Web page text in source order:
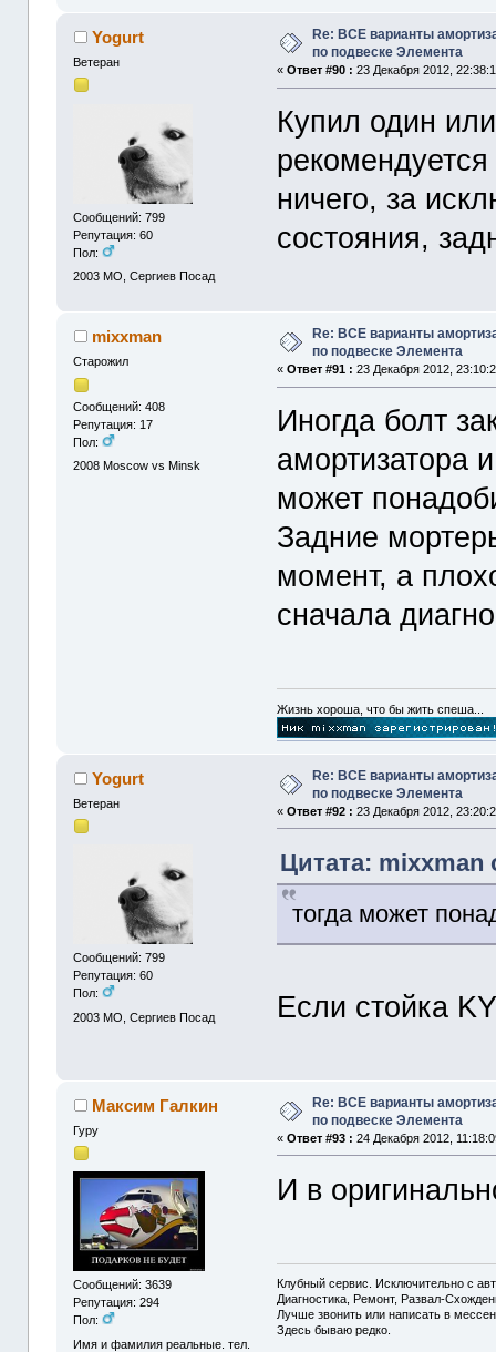
Yogurt
Ветеран
Сообщений: 799
Репутация: 60
Пол:
2003 МО, Сергиев Посад
Re: ВСЕ варианты
по подвеске Элемента
«Ответ #90 : 23 Декабря 2012,
Купил один
ничего, за
состояния,
mixxman
Старожил
Сообщений: 408
Репутация: 17
Пол:
2008 Moscow vs Minsk
Re: ВСЕ варианты
по подвеске Элемента
«Ответ #91 : 23 Декабря 2012,
Иногда болт
амортизатора
может
Задние
момент, а
сначала
Жизнь хороша, что бы жить спеша...
Yogurt
Ветеран
Сообщений: 799
Репутация: 60
Пол:
2003 МО, Сергиев Посад
Re: ВСЕ варианты
по подвеске Элемента
«Ответ #92 : 23 Декабря 2012,
Цитата: mixxman
тогда может
Если стойка
Максим Галкин
Гуру
Сообщений: 3639
Репутация: 294
Пол:
Имя и фамилия реальные. тел.
Re: ВСЕ варианты
по подвеске Элемента
«Ответ #93 : 24 Декабря 2012,
И в
Клубный сервис. Исключительно с
Диагностика, Ремонт, Развал-
Лучше звонить или написать в
Здесь бываю редко.